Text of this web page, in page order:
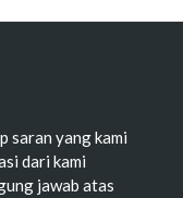
saran yang kami
dari kami
jawab atas